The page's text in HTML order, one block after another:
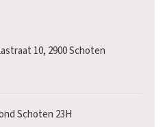
10, 2900 Schoten
Schoten 23H